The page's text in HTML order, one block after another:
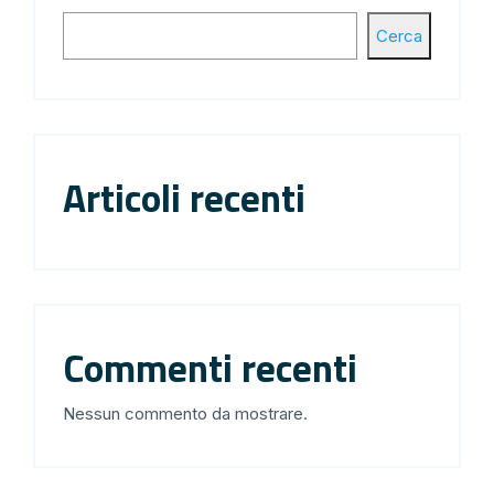
Cerca
Articoli recenti
Commenti recenti
Nessun commento da mostrare.